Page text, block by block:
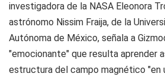
investigadora de la NASA Eleonora
astrónomo Nissim Fraija, de la
Autónoma de México, señala a
"emocionante" que resulta aprender
estructura del campo magnético "en